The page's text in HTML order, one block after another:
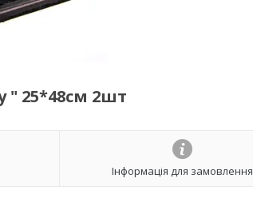
" 25*48см 2шт
Інформація для замовлення